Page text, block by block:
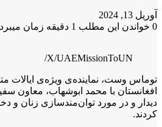
آوریل 13, 2024
0 خواندن این مطلب 1 دقیقه زمان میبرد
X/UAEMissionToUN/
توماس وست، نماینده‌ی ویژه‌ی ایالات
افغانستان با محمد ابوشهاب، معاون
دیدار و در مورد توان‌مندسازی زنان و
کردند.